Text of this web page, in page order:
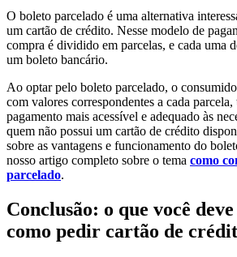
O boleto parcelado é uma alternativa
um cartão de crédito. Nesse modelo de
compra é dividido em parcelas, e cada uma
um boleto bancário.
Ao optar pelo boleto parcelado, o
com valores correspondentes a cada
pagamento mais acessível e adequado às
quem não possui um cartão de crédito
sobre as vantagens e funcionamento do
nosso artigo completo sobre o tema como
parcelado.
Conclusão: o que você
como pedir cartão de